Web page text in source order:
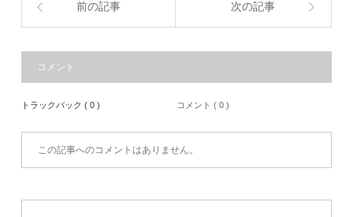
前の記事 次の記事
コメント
トラックバック ( 0 ) コメント ( 0 )
この記事へのコメントはありません。